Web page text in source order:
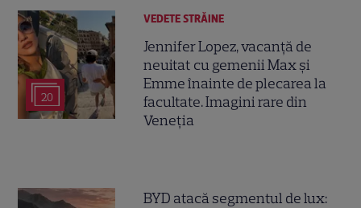
20
VEDETE STRĂINE
Jennifer Lopez, vacanță de
neuitat cu gemenii Max și
Emme înainte de plecarea la
facultate. Imagini rare din
Veneția
BYD atacă segmentul de lux: